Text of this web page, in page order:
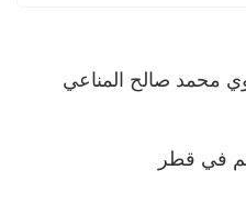
محمد صالح المناعي
في قطر